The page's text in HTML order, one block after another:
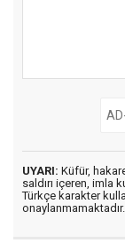
UYARI: Küfür,
saldırı içeren, imla
Türkçe karakter
onaylanmamaktadır.